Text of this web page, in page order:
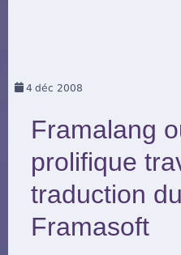
4déc 2008
Framalang
prolifique
traduction
Framasoft